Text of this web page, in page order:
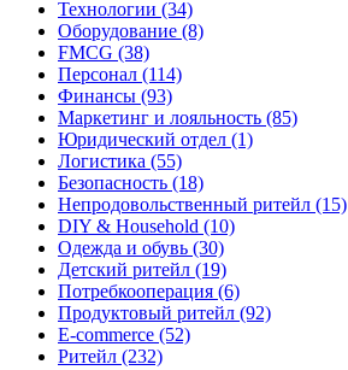
Технологии (34)
Оборудование (8)
FMCG (38)
Персонал (114)
Финансы (93)
Маркетинг и лояльность (85)
Юридический отдел (1)
Логистика (55)
Безопасность (18)
Непродовольственный ритейл (15)
DIY & Household (10)
Одежда и обувь (30)
Детский ритейл (19)
Потребкооперация (6)
Продуктовый ритейл (92)
E-commerce (52)
Ритейл (232)